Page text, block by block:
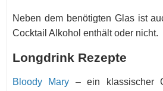
Neben dem benötigten Glas ist
Cocktail Alkohol enthält oder nicht.
Longdrink Rezepte
Bloody Mary – ein klassischer